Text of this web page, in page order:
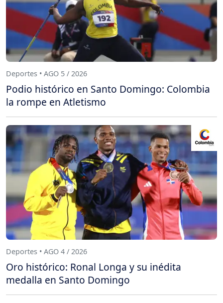
Deportes • AGO 5 / 2026
Podio histórico en Santo Domingo: Colombia
la rompe en Atletismo
Deportes • AGO 4 / 2026
Oro histórico: Ronal Longa y su inédita
medalla en Santo Domingo